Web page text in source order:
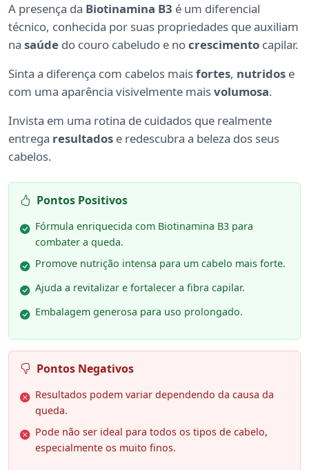
A presença da Biotinamina B3 é um diferencial
técnico, conhecida por suas propriedades que auxiliam
na saúde do couro cabeludo e nocrescimento capilar.
Sinta a diferença com cabelos maisfortes, nutridos e
com uma aparência visivelmente maisvolumosa.
Invista em uma rotina de cuidados que realmente
entrega resultados e redescubra a beleza dos seus
cabelos.
Pontos Positivos
Fórmula enriquecida com Biotinamina B3 para
combater a queda.
Promove nutrição intensa para um cabelo mais forte.
Ajuda a revitalizar e fortalecer a fibra capilar.
Embalagem generosa para uso prolongado.
Pontos Negativos
Resultados podem variar dependendo da causa da
queda.
Pode não ser ideal para todos os tipos de cabelo,
especialmente os muito finos.